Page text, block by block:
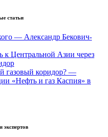
статьи
— Александр Бекович-
к Центральной Азии через
газовый коридор? —
«Нефть и газ Каспия» в
экспертов